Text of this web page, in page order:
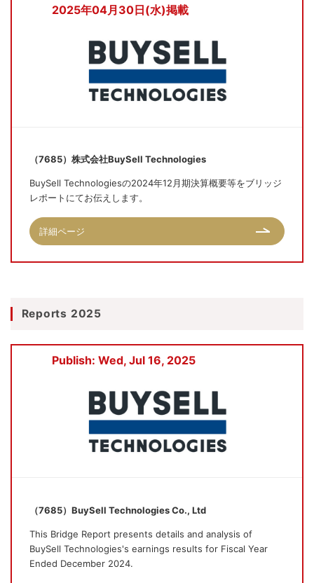
2025年04月30日(水)掲載
（7685）株式会社BuySell Technologies
BuySell Technologiesの2024年12月期決算概要等をブリッジ
レポートにてお伝えします。
詳細ページ
Reports 2025
Publish: Wed, Jul 16, 2025
（7685）BuySell Technologies Co., Ltd
This Bridge Report presents details and analysis of
BuySell Technologies's earnings results for Fiscal Year
Ended December 2024.